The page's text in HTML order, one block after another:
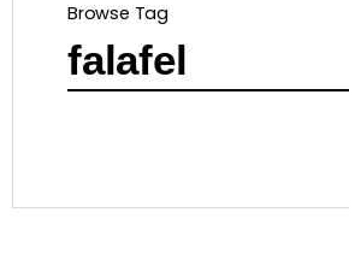
Browse Tag
falafel